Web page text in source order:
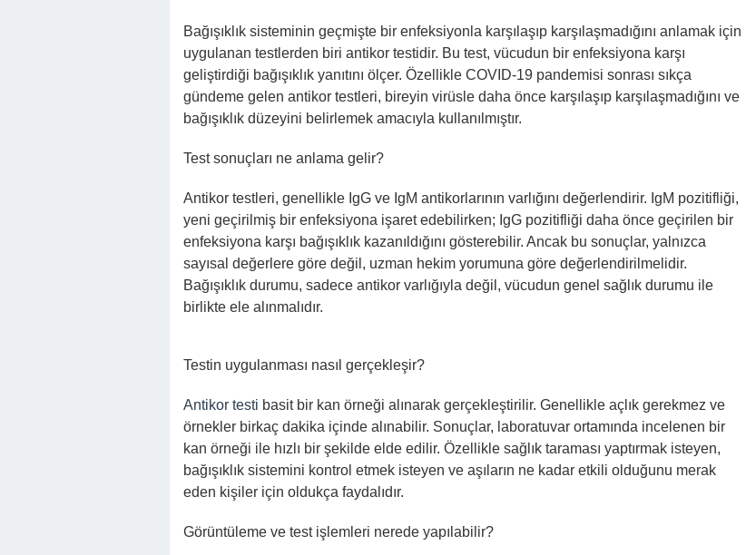
Bağışıklık sisteminin geçmişte bir enfeksiyonla karşılaşıp karşılaşmadığını anlamak için
uygulanan testlerden biri antikor testidir. Bu test, vücudun bir enfeksiyona karşı
geliştirdiği bağışıklık yanıtını ölçer. Özellikle COVID-19 pandemisi sonrası sıkça
gündeme gelen antikor testleri, bireyin virüsle daha önce karşılaşıp karşılaşmadığını ve
bağışıklık düzeyini belirlemek amacıyla kullanılmıştır.
Test sonuçları ne anlama gelir?
Antikor testleri, genellikle IgG ve IgM antikorlarının varlığını değerlendirir. IgM pozitifliği,
yeni geçirilmiş bir enfeksiyona işaret edebilirken; IgG pozitifliği daha önce geçirilen bir
enfeksiyona karşı bağışıklık kazanıldığını gösterebilir. Ancak bu sonuçlar, yalnızca
sayısal değerlere göre değil, uzman hekim yorumuna göre değerlendirilmelidir.
Bağışıklık durumu, sadece antikor varlığıyla değil, vücudun genel sağlık durumu ile
birlikte ele alınmalıdır.
Testin uygulanması nasıl gerçekleşir?
Antikor testi basit bir kan örneği alınarak gerçekleştirilir. Genellikle açlık gerekmez ve
örnekler birkaç dakika içinde alınabilir. Sonuçlar, laboratuvar ortamında incelenen bir
kan örneği ile hızlı bir şekilde elde edilir. Özellikle sağlık taraması yaptırmak isteyen,
bağışıklık sistemini kontrol etmek isteyen ve aşıların ne kadar etkili olduğunu merak
eden kişiler için oldukça faydalıdır.
Görüntüleme ve test işlemleri nerede yapılabilir?